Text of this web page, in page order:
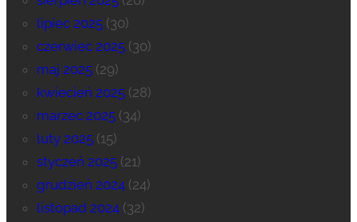
lipiec 2025(30)
czerwiec 2025(30)
maj 2025(29)
kwiecień 2025(28)
marzec 2025(34)
luty 2025(15)
styczeń 2025(21)
grudzień 2024(24)
listopad 2024(32)